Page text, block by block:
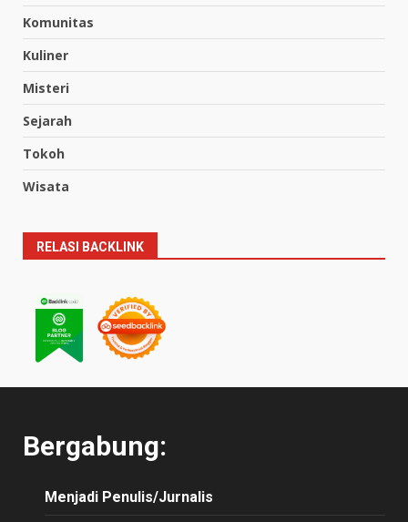
Komunitas
Kuliner
Misteri
Sejarah
Tokoh
Wisata
RELASI BACKLINK
Bergabung:
Menjadi Penulis/Jurnalis